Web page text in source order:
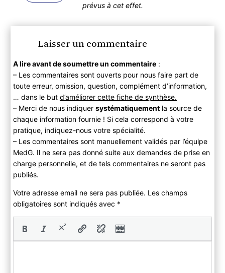
prévus à cet effet.
Laisser un commentaire
A lire avant de soumettre un commentaire:
– Les commentaires sont ouverts pour nous faire part de
toute erreur, omission, question, complément d’information,
… dans le but d’améliorer cette fiche de synthèse.
– Merci de nous indiquer systématiquementla source de
chaque information fournie ! Si cela correspond à votre
pratique, indiquez-nous votre spécialité.
– Les commentaires sont manuellement validés par l’équipe
MedG. Il ne sera pas donné suite aux demandes de prise en
charge personnelle, et de tels commentaires ne seront pas
publiés.
Votre adresse email ne sera pas publiée. Les champs
obligatoires sont indiqués avec *